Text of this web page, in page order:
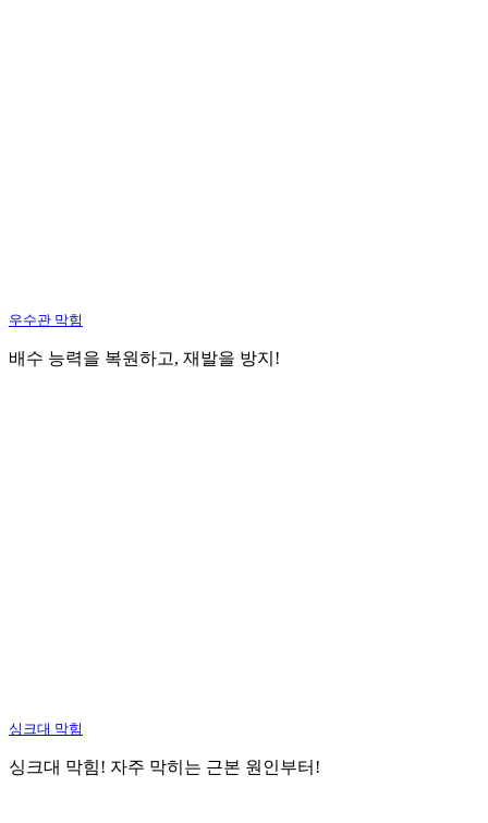
우수관 막힘
배수 능력을 복원하고, 재발을 방지!
싱크대 막힘
싱크대 막힘! 자주 막히는 근본 원인부터!